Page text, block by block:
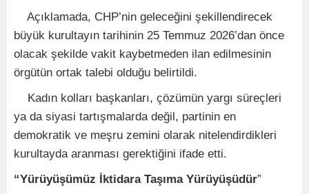
Açıklamada, CHP’nin geleceğini şekillendirecek
büyük kurultayın tarihinin 25 Temmuz 2026’dan önce
olacak şekilde vakit kaybetmeden ilan edilmesinin
örgütün ortak talebi olduğu belirtildi.
Kadın kolları başkanları, çözümün yargı süreçleri
ya da siyasi tartışmalarda değil, partinin en
demokratik ve meşru zemini olarak nitelendirdikleri
kurultayda aranması gerektiğini ifade etti.
“Yürüyüşümüz İktidara Taşıma Yürüyüşüdür”